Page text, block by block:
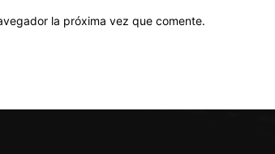
la próxima vez que comente.